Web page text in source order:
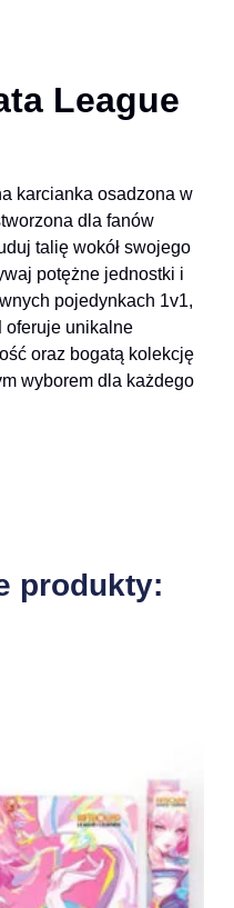
League
karcianka osadzona w
dla fanów
talię wokół swojego
potężne jednostki i
pojedynkach 1v1,
oferuje unikalne
oraz bogatą kolekcję
wyborem dla każdego
produkty: